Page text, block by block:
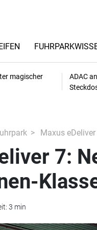
magischer
ADAC
Maxus
7:
3 min